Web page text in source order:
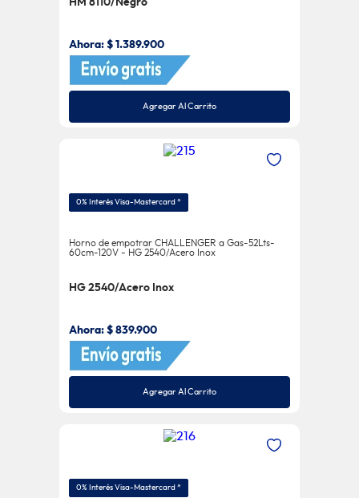
Ahora: $ 1.389.900
Agregar Al Carrito
0% Interés Visa-Mastercard *
Horno de empotrar CHALLENGER a Gas-52Lts-
60cm-120V - HG 2540/Acero Inox
HG 2540/Acero Inox
Ahora: $ 839.900
Agregar Al Carrito
0% Interés Visa-Mastercard *